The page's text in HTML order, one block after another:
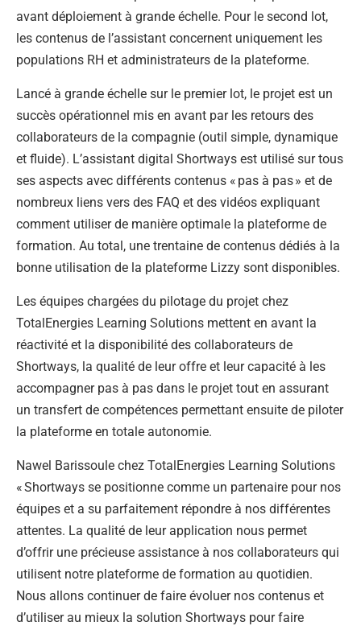
avant déploiement à grande échelle. Pour le second lot,
les contenus de l’assistant concernent uniquement les
populations RH et administrateurs de la plateforme.
Lancé à grande échelle sur le premier lot, le projet est un
succès opérationnel mis en avant par les retours des
collaborateurs de la compagnie (outil simple, dynamique
et fluide). L’assistant digital Shortways est utilisé sur tous
ses aspects avec différents contenus « pas à pas » et de
nombreux liens vers des FAQ et des vidéos expliquant
comment utiliser de manière optimale la plateforme de
formation. Au total, une trentaine de contenus dédiés à la
bonne utilisation de la plateforme Lizzy sont disponibles.
Les équipes chargées du pilotage du projet chez
TotalEnergies Learning Solutions mettent en avant la
réactivité et la disponibilité des collaborateurs de
Shortways, la qualité de leur offre et leur capacité à les
accompagner pas à pas dans le projet tout en assurant
un transfert de compétences permettant ensuite de piloter
la plateforme en totale autonomie.
Nawel Barissoule chez TotalEnergies Learning Solutions
« Shortways se positionne comme un partenaire pour nos
équipes et a su parfaitement répondre à nos différentes
attentes. La qualité de leur application nous permet
d’offrir une précieuse assistance à nos collaborateurs qui
utilisent notre plateforme de formation au quotidien.
Nous allons continuer de faire évoluer nos contenus et
d’utiliser au mieux la solution Shortways pour faire